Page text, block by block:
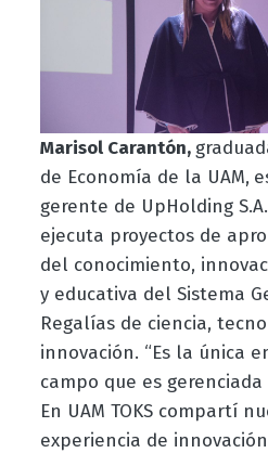
Marisol Carantón,
de Economía de la UAM,
gerente de UpHolding
ejecuta proyectos de
del conocimiento,
y educativa del Sistema
Regalías de ciencia,
innovación. “Es la única
campo que es
En UAM TOKS compartí
experiencia de